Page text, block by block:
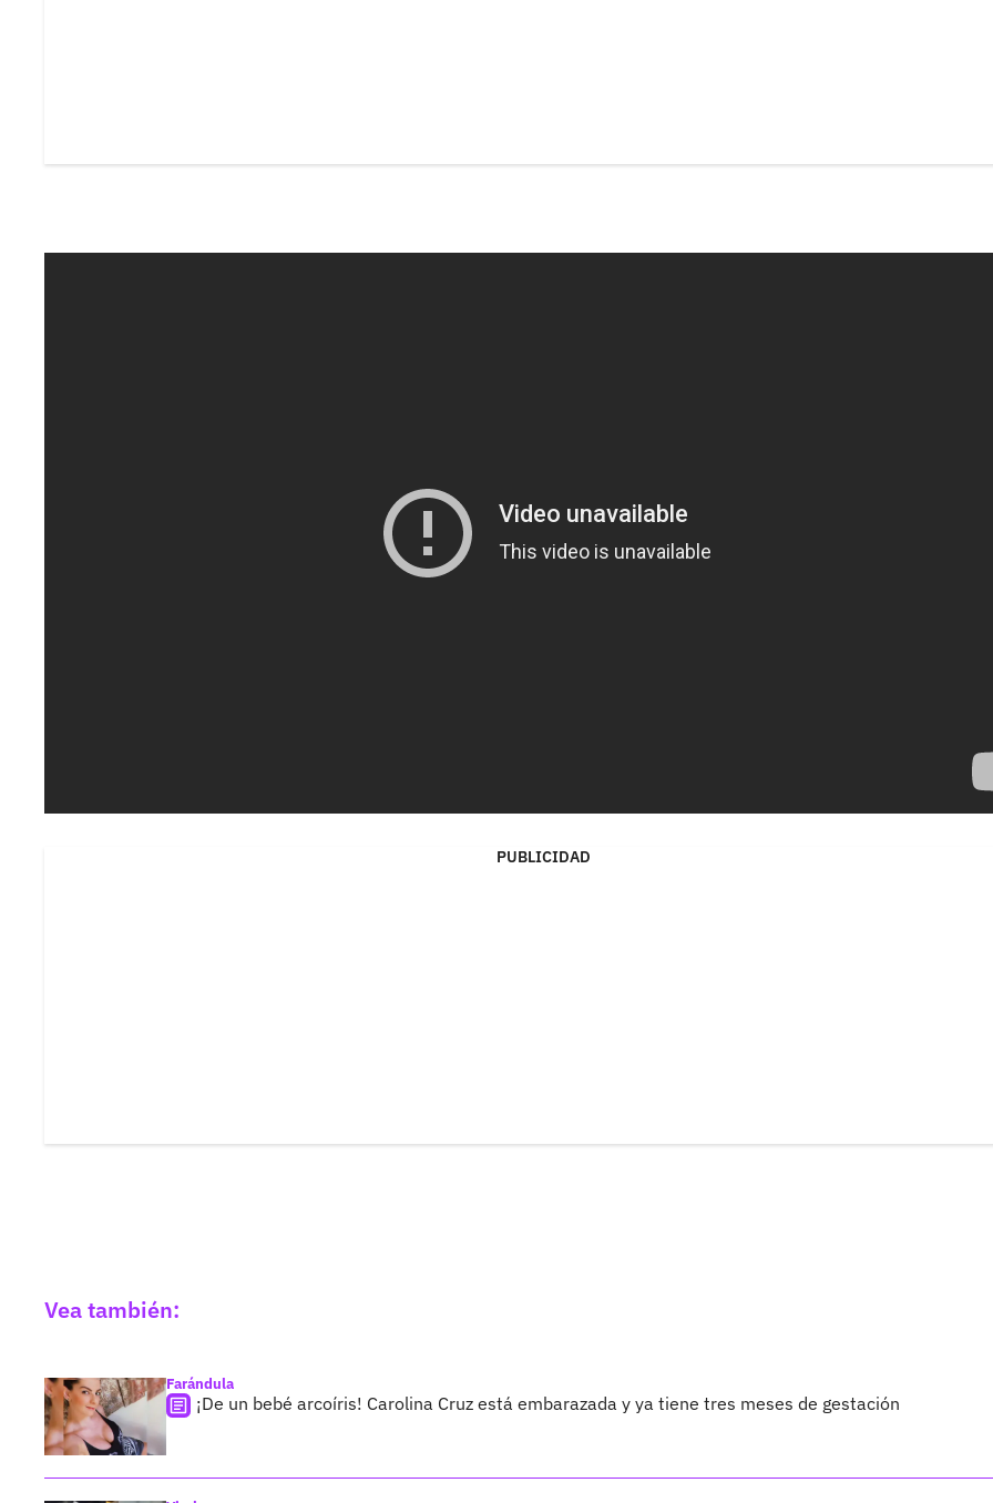
PUBLICIDAD
Vea también:
Farándula
¡De un bebé arcoíris! Carolina Cruz está embarazada y ya tiene tres meses de gestación